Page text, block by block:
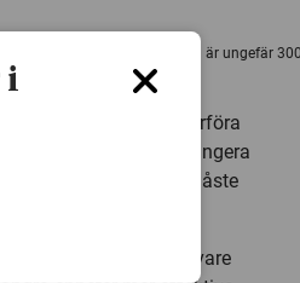
Avståndet mellan speglarna är ungefär
ljuset och
på processen att överföra
ljusinsamlingen ska fungera
framställa bränsle, måste
snabbare och effektivare
i